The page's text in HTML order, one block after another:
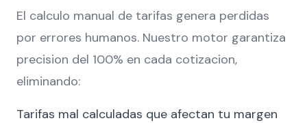
El calculo manual de tarifas genera perdidas
por errores humanos. Nuestro motor garantiza
precision del 100% en cada cotizacion,
eliminando:
Tarifas mal calculadas que afectan tu margen